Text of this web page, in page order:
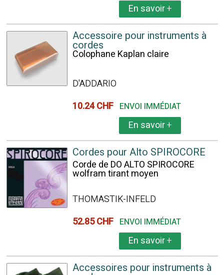
En savoir+
Accessoire pour instruments à
cordes
Colophane Kaplan claire
D'ADDARIO
10.24 CHF ENVOI IMMÉDIAT
En savoir+
Cordes pour Alto SPIROCORE
Corde de DO ALTO SPIROCORE
wolfram tirant moyen
THOMASTIK-INFELD
52.85 CHF ENVOI IMMÉDIAT
En savoir+
Accessoires pour instruments à